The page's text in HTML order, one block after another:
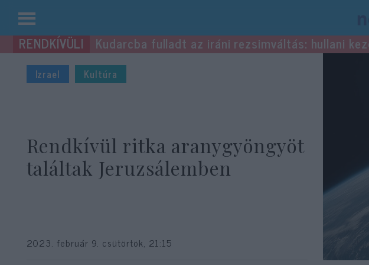
Kilépés
a
tartalomba
Kudarcba fulladt az iráni rezsimváltás: hullani
Izrael Kultúra
Rendkívül ritka aranygyöngyöt
találtak Jeruzsálemben
2023. február 9. csütörtök, 21:15